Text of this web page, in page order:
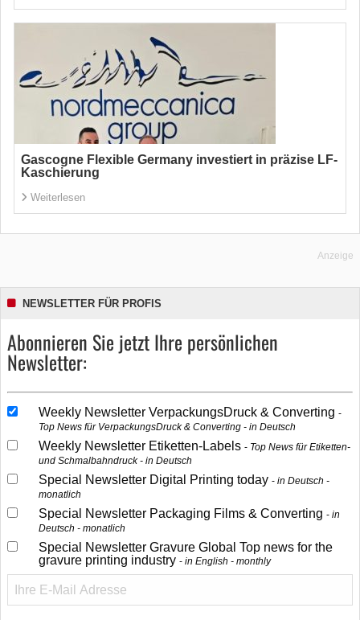
Gascogne Flexible Germany investiert in präzise LF-
Kaschierung
Weiterlesen
Anzeige
NEWSLETTER FÜR PROFIS
Abonnieren Sie jetzt Ihre persönlichen
Newsletter:
Weekly Newsletter VerpackungsDruck & Converting
Top News für VerpackungsDruck & Converting - in Deutsch
Weekly Newsletter Etiketten-Labels
Top News für Etiketten-
und Schmalbahndruck - in Deutsch
Special Newsletter Digital Printing today
in Deutsch -
monatlich
Special Newsletter Packaging Films & Converting
in
Deutsch - monatlich
Special Newsletter Gravure Global Top news for the
gravure printing industry
in English - monthly